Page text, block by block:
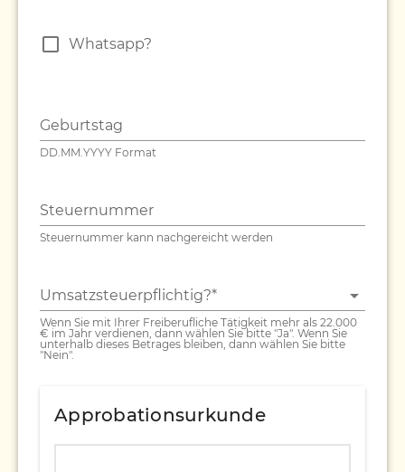
Whatsapp?
Geburtstag
DD.MM.YYYY Format
Steuernummer
Steuernummer kann nachgereicht werden
Umsatzsteuerpflichtig?*
Wenn Sie mit Ihrer Freiberufliche Tätigkeit mehr als 22.000
€ im Jahr verdienen, dann wählen Sie bitte "Ja". Wenn Sie
unterhalb dieses Betrages bleiben, dann wählen Sie bitte
"Nein".
Approbationsurkunde